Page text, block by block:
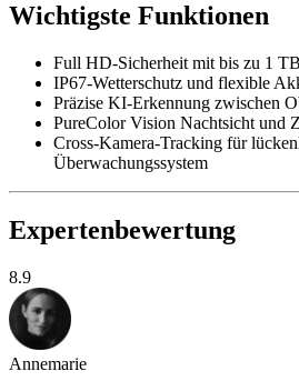
Wichtigste Funktionen
Full HD-Sicherheit mit bis zu 1
IP67-Wetterschutz und flexible
Präzise KI-Erkennung zwischen
PureColor Vision Nachtsicht und
Cross-Kamera-Tracking für
Überwachungssystem
Expertenbewertung
8.9
Annemarie